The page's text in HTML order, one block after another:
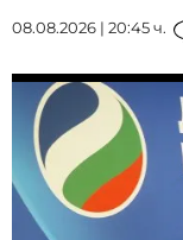
08.08.2026 | 20:45 ч.